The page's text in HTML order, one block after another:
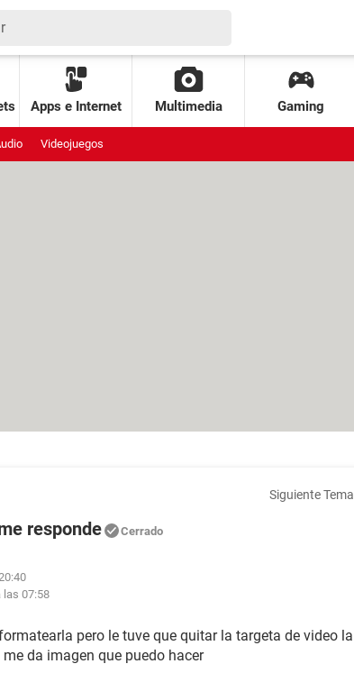
Apps e Internet Multimedia Gaming
Videojuegos
Siguiente Tema
responde Cerrado
las 07:58
pero le tuve que quitar la targeta de video la
da imagen que puedo hacer